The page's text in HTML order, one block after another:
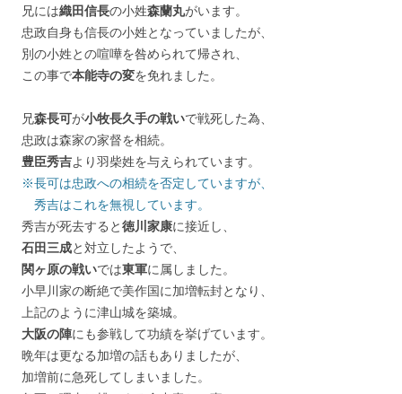
兄には織田信長の小姓森蘭丸がいます。
忠政自身も信長の小姓となっていましたが、
別の小姓との喧嘩を咎められて帰され、
この事で本能寺の変を免れました。
兄森長可が小牧長久手の戦いで戦死した為、
忠政は森家の家督を相続。
豊臣秀吉より羽柴姓を与えられています。
※長可は忠政への相続を否定していますが、
秀吉はこれを無視しています。
秀吉が死去すると徳川家康に接近し、
石田三成と対立したようで、
関ヶ原の戦いでは東軍に属しました。
小早川家の断絶で美作国に加増転封となり、
上記のように津山城を築城。
大阪の陣にも参戦して功績を挙げています。
晩年は更なる加増の話もありましたが、
加増前に急死してしまいました。